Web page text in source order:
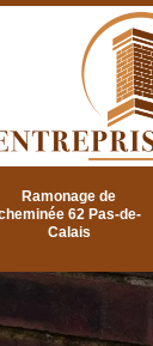
Ramonage de
62 Pas-de-
Calais